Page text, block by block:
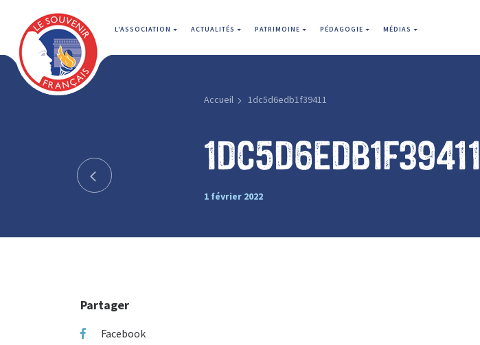
L'ASSOCIATION ACTUALITÉS PATRIMOINE PÉDAGOGIE MÉDIAS
Accueil 1dc5d6edb1f39411
1dc5d6edb1f39411
1 février 2022
Partager
Facebook